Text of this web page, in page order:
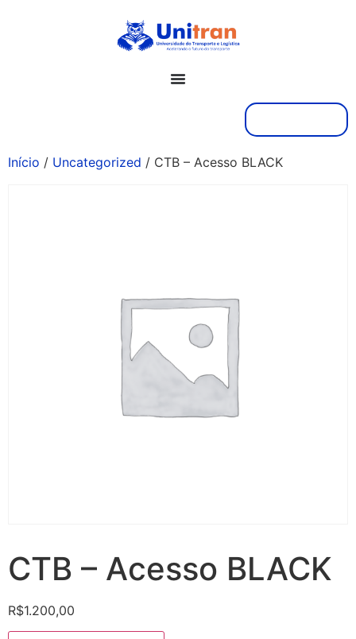
Início / Uncategorized / CTB – Acesso BLACK
CTB – Acesso BLACK
R$1.200,00